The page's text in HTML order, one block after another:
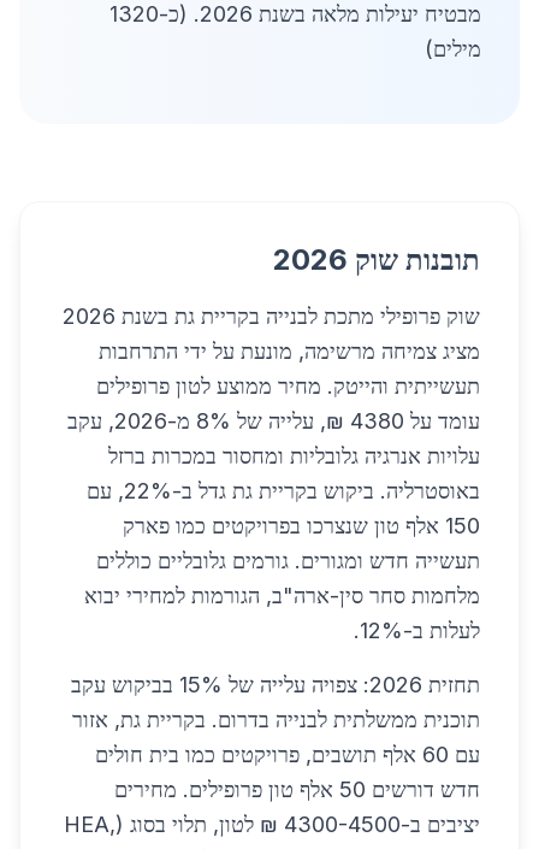
מבטיח יעילות מלאה בשנת 2026. (כ-1320
מילים)
תובנות שוק 2026
שוק פרופילי מתכת לבנייה בקריית גת בשנת 2026
מציג צמיחה מרשימה, מונעת על ידי התרחבות
תעשייתית והייטק. מחיר ממוצע לטון פרופילים
עומד על 4380 ₪, עלייה של 8% מ-2026, עקב
עלויות אנרגיה גלובליות ומחסור במכרות ברזל
באוסטרליה. ביקוש בקריית גת גדל ב-22%, עם
150 אלף טון שנצרכו בפרויקטים כמו פארק
תעשייה חדש ומגורים. גורמים גלובליים כוללים
מלחמות סחר סין-ארה"ב, הגורמות למחירי יבוא
לעלות ב-12%.
תחזית 2026: צפויה עלייה של 15% בביקוש עקב
תוכנית ממשלתית לבנייה בדרום. בקריית גת, אזור
עם 60 אלף תושבים, פרויקטים כמו בית חולים
חדש דורשים 50 אלף טון פרופילים. מחירים
יציבים ב-4300-4500 ₪ לטון, תלוי בסוג (HEA,